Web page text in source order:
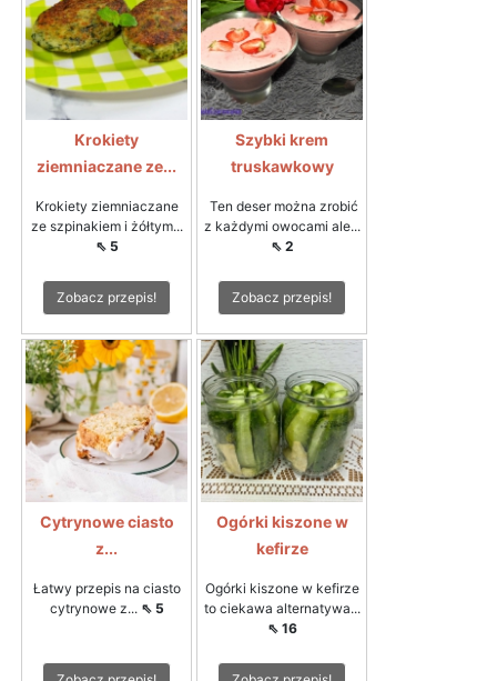
Krokiety
ziemniaczane ze...
Krokiety ziemniaczane
ze szpinakiem i żółtym...
⇖ 5
Zobacz przepis!
Szybki krem
truskawkowy
Ten deser można zrobić
z każdymi owocami ale...
⇖ 2
Zobacz przepis!
Cytrynowe ciasto
z...
Łatwy przepis na ciasto
cytrynowe z... ⇖ 5
Ogórki kiszone w
kefirze
Ogórki kiszone w kefirze
to ciekawa alternatywa...
⇖ 16